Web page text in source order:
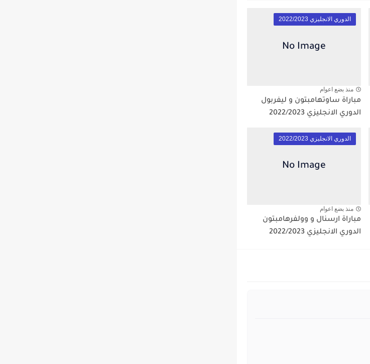
الدوري الانجليزي 2022/2023
منذ بضع اعوام
مباراة ساوتهامبتون و ليفربول
الدوري الانجليزي 2022/2023
الدوري الانجليزي 2022/2023
منذ بضع اعوام
مباراة ارسنال و وولفرهامبتون
الدوري الانجليزي 2022/2023